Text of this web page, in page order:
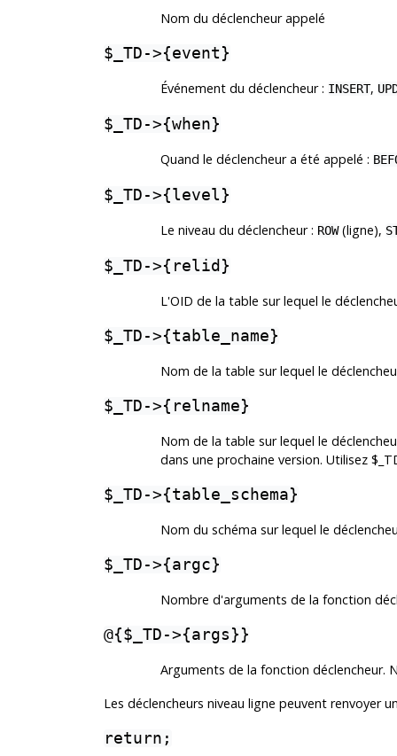
Nom du déclencheur appelé
$_TD->{event}
Événement du déclencheur : INSERT,
$_TD->{when}
Quand le déclencheur a été appelé :
$_TD->{level}
Le niveau du déclencheur : ROW(ligne),
$_TD->{relid}
L'OID de la table sur lequel le
$_TD->{table_name}
Nom de la table sur lequel le
$_TD->{relname}
Nom de la table sur lequel le
dans une prochaine version. Utilisez
$_TD->{table_schema}
Nom du schéma sur lequel le
$_TD->{argc}
Nombre d'arguments de la fonction
@{$_TD->{args}}
Arguments de la fonction déclencheur.
Les déclencheurs niveau ligne peuvent renvoyer
return;